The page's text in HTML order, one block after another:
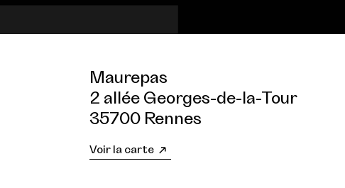
Maurepas
2 allée Georges-de-la-Tour
35700 Rennes
Voir la carte